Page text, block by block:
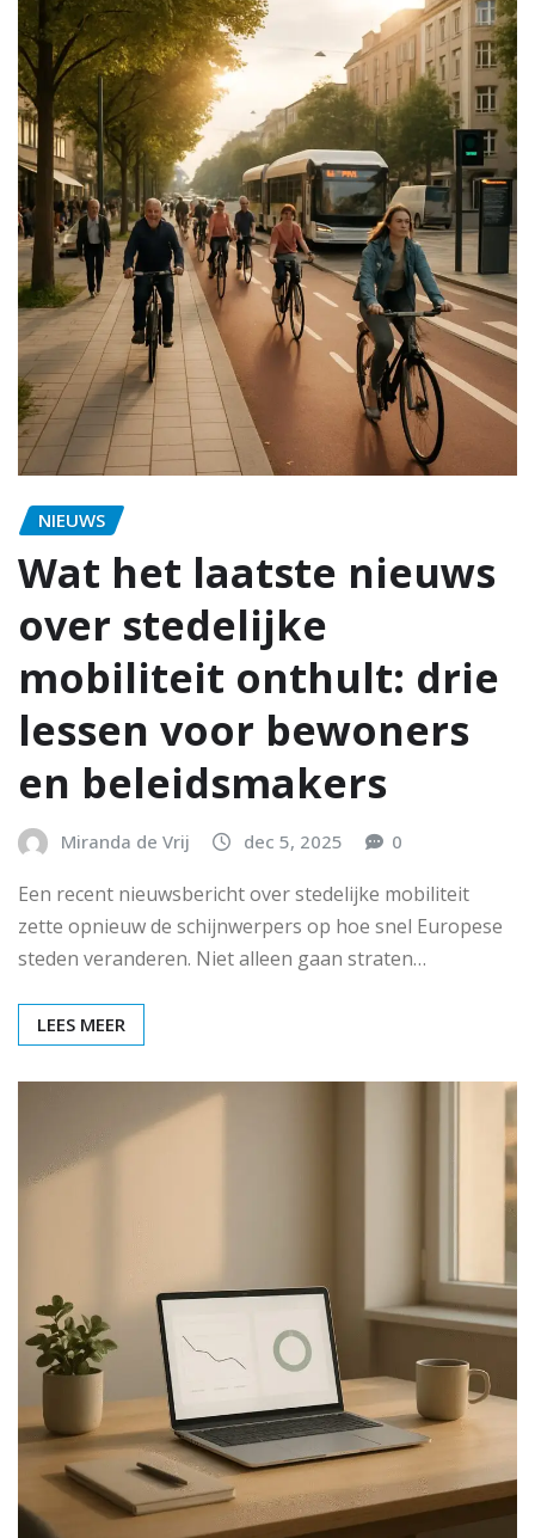
NIEUWS
Wat het laatste nieuws
over stedelijke
mobiliteit onthult: drie
lessen voor bewoners
en beleidsmakers
Miranda de Vrij dec 5, 2025 0
Een recent nieuwsbericht over stedelijke mobiliteit
zette opnieuw de schijnwerpers op hoe snel Europese
steden veranderen. Niet alleen gaan straten…
LEES MEER